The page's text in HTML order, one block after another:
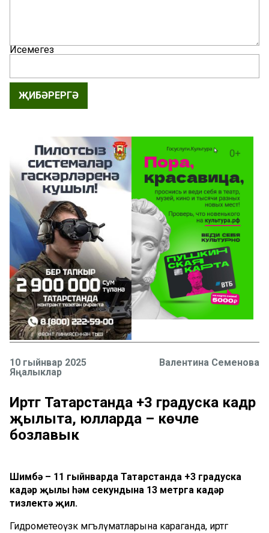
Исемегез
ҖИБӘРЕРГӘ
10 гыйнвар 2025
Яңалыклар
Валентина Семенова
Иртәгә Татарстанда +3 градуска кадәр
җылыта, юлларда – көчле
бозлавык
Шимбә – 11 гыйнварда Татарстанда +3 градуска
кадәр җылы һәм секундына 13 метрга кадәр
тизлектә җил.
Гидрометеоүзәк мәгълүматларына караганда, иртәгә